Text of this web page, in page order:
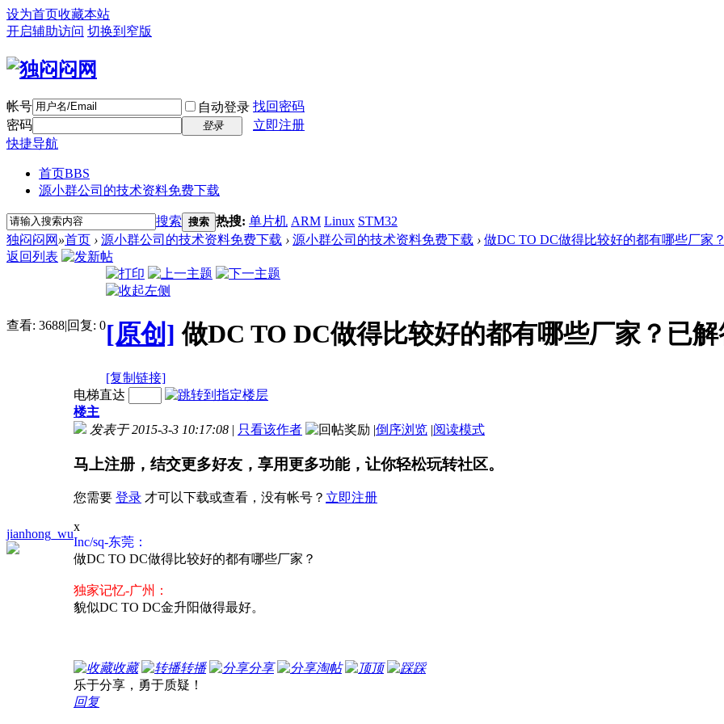
设为首页收藏本站
开启辅助访问 切换到窄版
帐号 自动登录 找回密码
密码
登录
立即注册
快捷导航
首页BBS
源小群公司的技术资料免费下载
搜索 搜索 热搜: 单片机 ARM Linux STM32
独闷闷网 »首页 › 源小群公司的技术资料免费下载 › 源小群公司的技术资料免费下载 › 做DC TO DC做得比较好的都有哪些厂家
返回列表
查看: 3688|回复: 0[原创] 做DC TO DC做得比较好的都有哪些厂家？已解
[复制链接]
jianhong_wu
电梯直达
楼主
发表于 2015-3-3 10:17:08 | 只看该作者 |倒序浏览 |阅读模式
马上注册，结交更多好友，享用更多功能，让你轻松玩转社区。
您需要 登录 才可以下载或查看，没有帐号？ 立即注册
x
Inc/sq-东莞：
做DC TO DC做得比较好的都有哪些厂家？
独家记忆-广州：
貌似DC TO DC金升阳做得最好。
收藏 转播 分享 淘帖 顶
踩
乐于分享，勇于质疑！
回复